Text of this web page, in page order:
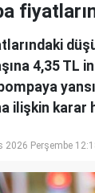
4,35 TL
ilişkin karar
2026 Perşembe